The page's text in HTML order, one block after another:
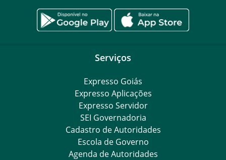
Serviços
Expresso Goiás
Expresso Aplicações
Expresso Servidor
SEI Governadoria
Cadastro de Autoridades
Escola de Governo
Agenda de Autoridades